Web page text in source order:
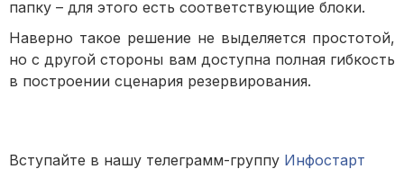
папку – для этого есть соответствующие блоки.
Наверно такое решение не выделяется простотой,
но с другой стороны вам доступна полная гибкость
в построении сценария резервирования.
Вступайте в нашу телеграмм-группу Инфостарт